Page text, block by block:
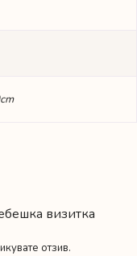
визитка
отзив.